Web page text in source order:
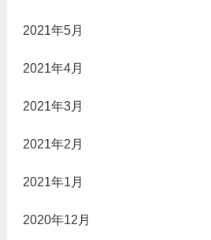
2021年5月
2021年4月
2021年3月
2021年2月
2021年1月
2020年12月